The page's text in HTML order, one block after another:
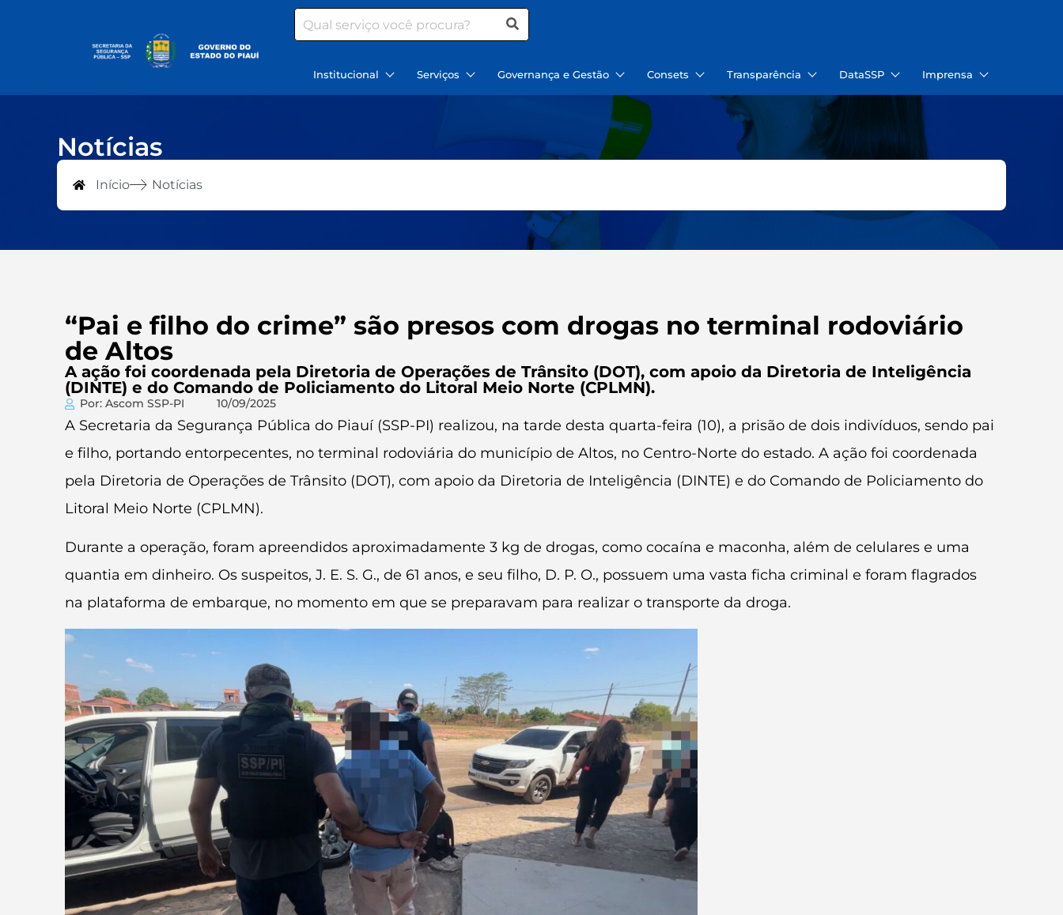
Search
Institucional Serviços Governança e Gestão Consets Transparência DataSSP Imprensa
Notícias
Início Notícias
“Pai e filho do crime” são presos com drogas no terminal rodoviário
de Altos
A ação foi coordenada pela Diretoria de Operações de Trânsito (DOT), com apoio da Diretoria de Inteligência
(DINTE) e do Comando de Policiamento do Litoral Meio Norte (CPLMN).
Por: Ascom SSP-PI 10/09/2025
A Secretaria da Segurança Pública do Piauí (SSP-PI) realizou, na tarde desta quarta-feira (10), a prisão de dois indivíduos, sendo pai
e filho, portando entorpecentes, no terminal rodoviária do município de Altos, no Centro-Norte do estado. A ação foi coordenada
pela Diretoria de Operações de Trânsito (DOT), com apoio da Diretoria de Inteligência (DINTE) e do Comando de Policiamento do
Litoral Meio Norte (CPLMN).
Durante a operação, foram apreendidos aproximadamente 3 kg de drogas, como cocaína e maconha, além de celulares e uma
quantia em dinheiro. Os suspeitos, J. E. S. G., de 61 anos, e seu filho, D. P. O., possuem uma vasta ficha criminal e foram flagrados
na plataforma de embarque, no momento em que se preparavam para realizar o transporte da droga.